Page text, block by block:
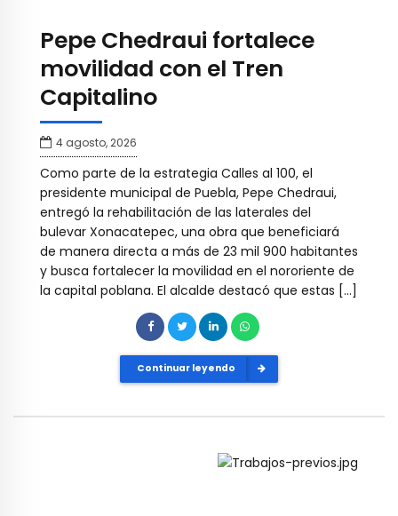
Pepe Chedraui fortalece
movilidad con el Tren
Capitalino
4 agosto, 2026
Como parte de la estrategia Calles al 100, el
presidente municipal de Puebla, Pepe Chedraui,
entregó la rehabilitación de las laterales del
bulevar Xonacatepec, una obra que beneficiará
de manera directa a más de 23 mil 900 habitantes
y busca fortalecer la movilidad en el nororiente de
la capital poblana. El alcalde destacó que estas […]
Continuar leyendo